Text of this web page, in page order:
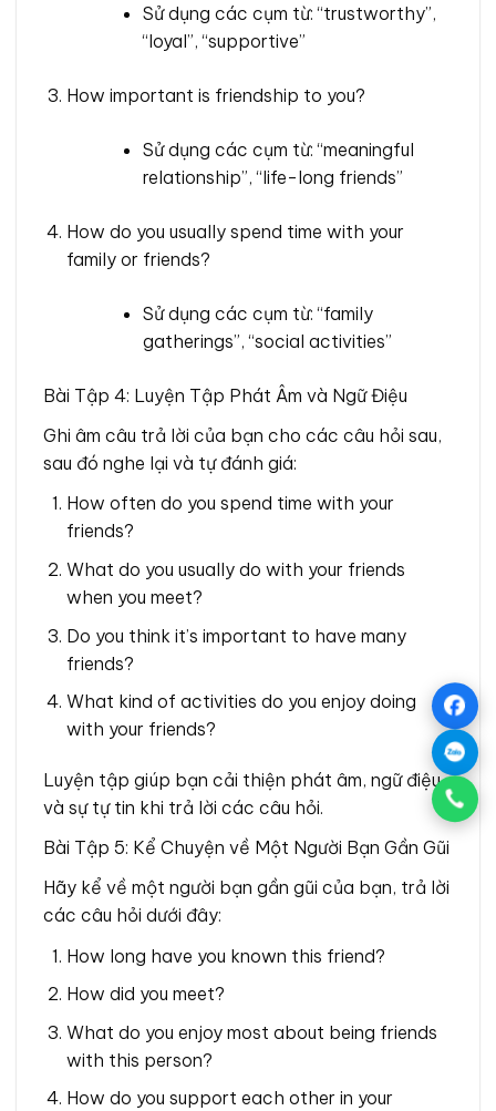
Sử dụng các cụm từ: “trustworthy”,
“loyal”, “supportive”
How important is friendship to you?
Sử dụng các cụm từ: “meaningful
relationship”, “life-long friends”
How do you usually spend time with your
family or friends?
Sử dụng các cụm từ: “family
gatherings”, “social activities”
Bài Tập 4: Luyện Tập Phát Âm và Ngữ Điệu
Ghi âm câu trả lời của bạn cho các câu hỏi sau,
sau đó nghe lại và tự đánh giá:
How often do you spend time with your
friends?
What do you usually do with your friends
when you meet?
Do you think it’s important to have many
friends?
What kind of activities do you enjoy doing
with your friends?
Luyện tập giúp bạn cải thiện phát âm, ngữ điệu
và sự tự tin khi trả lời các câu hỏi.
Bài Tập 5: Kể Chuyện về Một Người Bạn Gần Gũi
Hãy kể về một người bạn gần gũi của bạn, trả lời
các câu hỏi dưới đây:
How long have you known this friend?
How did you meet?
What do you enjoy most about being friends
with this person?
How do you support each other in your